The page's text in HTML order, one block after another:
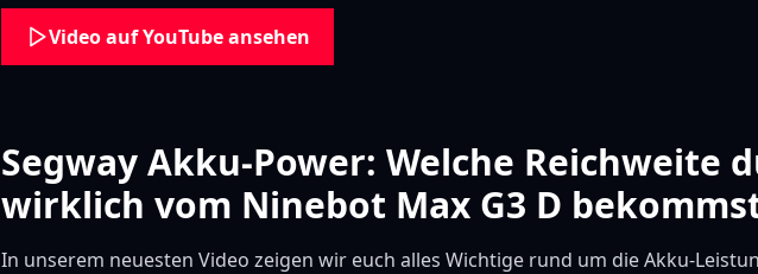
Video auf YouTube ansehen
Segway Akku-Power: Welche Reichweite
wirklich vom Ninebot Max G3 D
In unserem neuesten Video zeigen wir euch alles Wichtige rund um die Akku-